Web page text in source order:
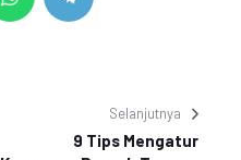
Selanjutnya
9 Tips Mengatur